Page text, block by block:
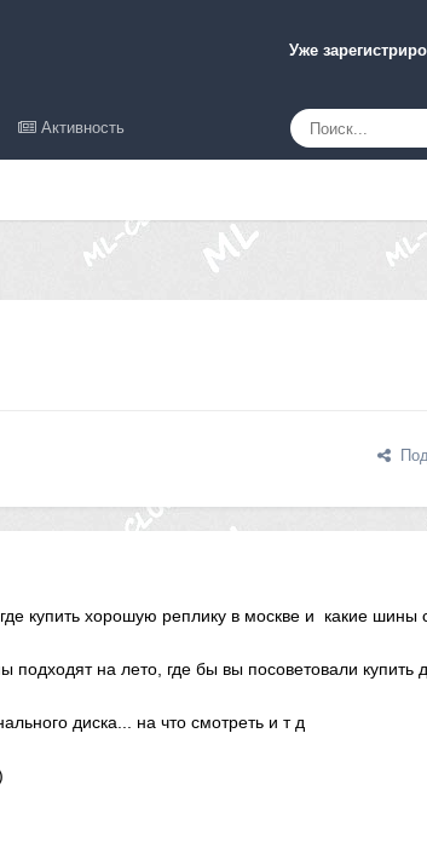
Уже
Активность
купить хорошую реплику в москве и какие шины
на лето, где бы вы посоветовали купить
диска... на что смотреть и т д